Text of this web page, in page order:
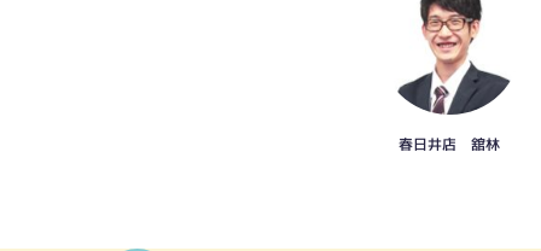
春日井店 舘林